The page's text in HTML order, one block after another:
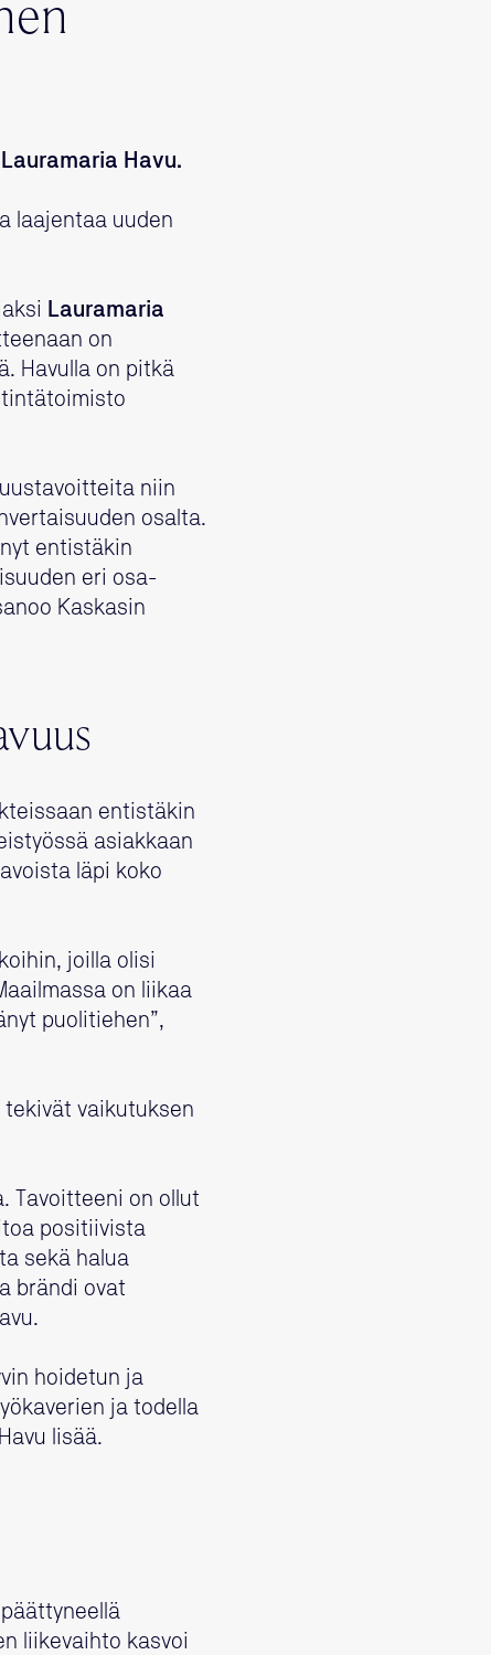
Havu.
laajentaa uuden
Lauramaria
on
Havulla on pitkä
niin
osalta.
entistäkin
eri osa-
Kaskasin
entistäkin
asiakkaan
läpi koko
joilla olisi
on liikaa
puolitiehen”,
vaikutuksen
Tavoitteeni on ollut
positiivista
sekä halua
brändi ovat
hoidetun ja
ja todella
lisää.
liikevaihto kasvoi